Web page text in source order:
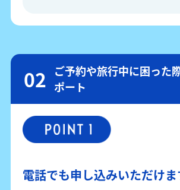
ご予約や旅行中に困った
ポート
電話でも申し込みいただけま